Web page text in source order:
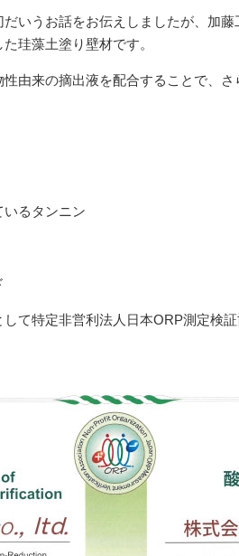
いうお話をお伝えしましたが、加
珪藻土塗り壁材です。
由来の摘出液を配合することで、
るタンニン
て特定非営利法人日本ORP測定検証